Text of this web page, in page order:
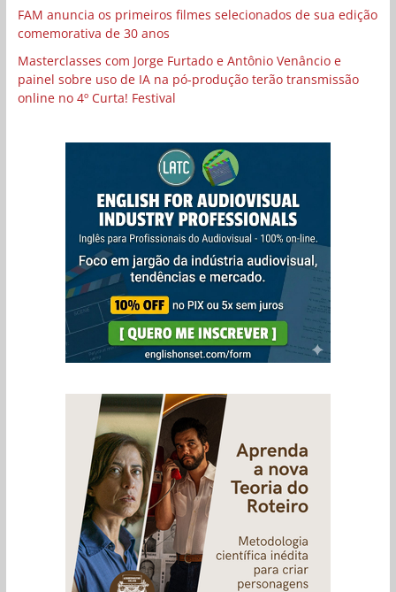
FAM anuncia os primeiros filmes selecionados de sua edição
comemorativa de 30 anos
Masterclasses com Jorge Furtado e Antônio Venâncio e
painel sobre uso de IA na pó-produção terão transmissão
online no 4º Curta! Festival